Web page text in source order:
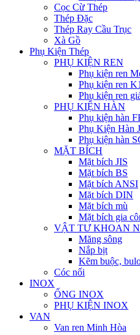
Cọc Cừ Thép
Thép Đặc
Thép Ray Cầu Trục
Xà Gồ
Phụ Kiện Thép
PHỤ KIỆN REN
Phụ kiện ren
Phụ kiện ren K1
Phụ kiện ren
PHỤ KIỆN HÀN
Phụ kiện hàn
Phụ Kiện Hàn
Phụ kiện hàn
MẶT BÍCH
Mặt bích JIS
Mặt bích BS
Mặt bích ANSI
Mặt bích DIN
Mặt bích mù
Mặt bích gia
VẬT TƯ KHOAN
Măng sông
Nắp bịt
Kẽm buộc,
Cóc nối
INOX
ỐNG INOX
PHỤ KIỆN INOX
VAN
Van ren Minh Hòa